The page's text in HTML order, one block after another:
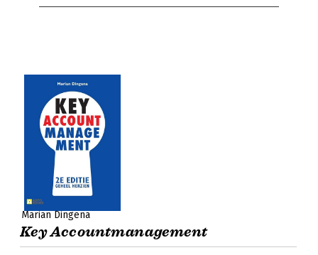
Marian Dingena
Key Accountmanagement